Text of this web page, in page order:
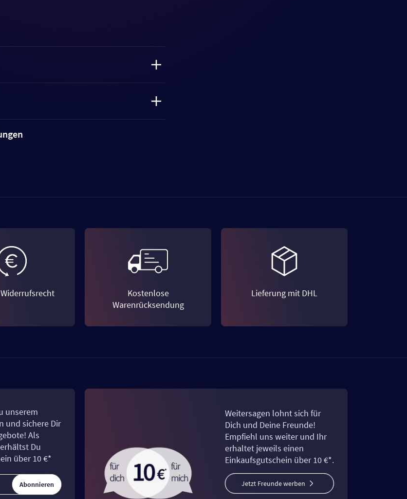
Kostenlose
Warenrücksendung
Lieferung mit DHL
unserem
und sichere Dir
Als
Du
über 10 €*
Abonnieren
Weitersagen lohnt sich für
Dich und Deine Freunde!
Empfiehl uns weiter und Ihr
erhaltet jeweils einen
Einkaufsgutschein über 10 €*.
Jetzt Freunde werben